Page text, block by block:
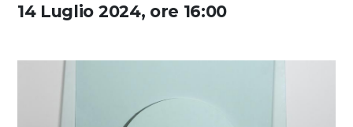
14 Luglio 2024, ore 16:00